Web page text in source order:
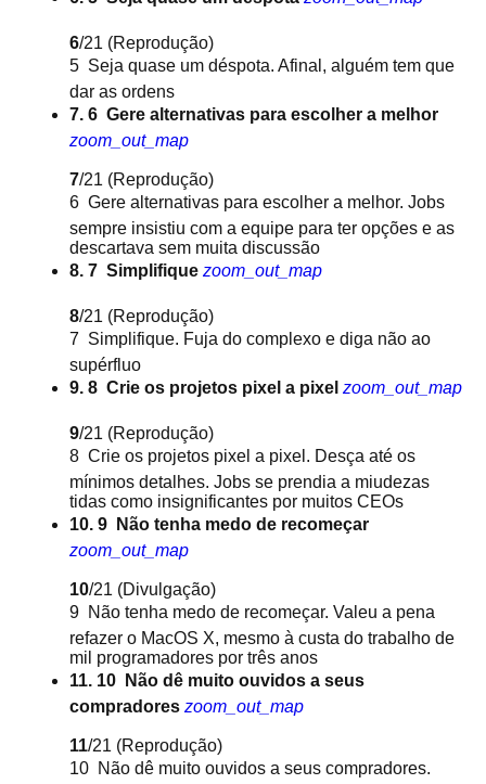
6/21 (Reprodução)
5  Seja quase um déspota. Afinal, alguém tem que
dar as ordens
7. 6  Gere alternativas para escolher a melhor
zoom_out_map
7/21 (Reprodução)
6  Gere alternativas para escolher a melhor. Jobs
sempre insistiu com a equipe para ter opções e as
descartava sem muita discussão
8. 7  Simplifique zoom_out_map
8/21 (Reprodução)
7  Simplifique. Fuja do complexo e diga não ao
supérfluo
9. 8  Crie os projetos pixel a pixel zoom_out_map
9/21 (Reprodução)
8  Crie os projetos pixel a pixel. Desça até os
mínimos detalhes. Jobs se prendia a miudezas
tidas como insignificantes por muitos CEOs
10. 9  Não tenha medo de recomeçar
zoom_out_map
10/21 (Divulgação)
9  Não tenha medo de recomeçar. Valeu a pena
refazer o MacOS X, mesmo à custa do trabalho de
mil programadores por três anos
11. 10  Não dê muito ouvidos a seus
compradores zoom_out_map
11/21 (Reprodução)
10  Não dê muito ouvidos a seus compradores.